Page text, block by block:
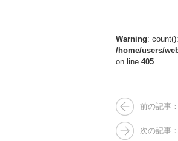
Warning:
/home/users/
on line 405
前の記事
次の記事